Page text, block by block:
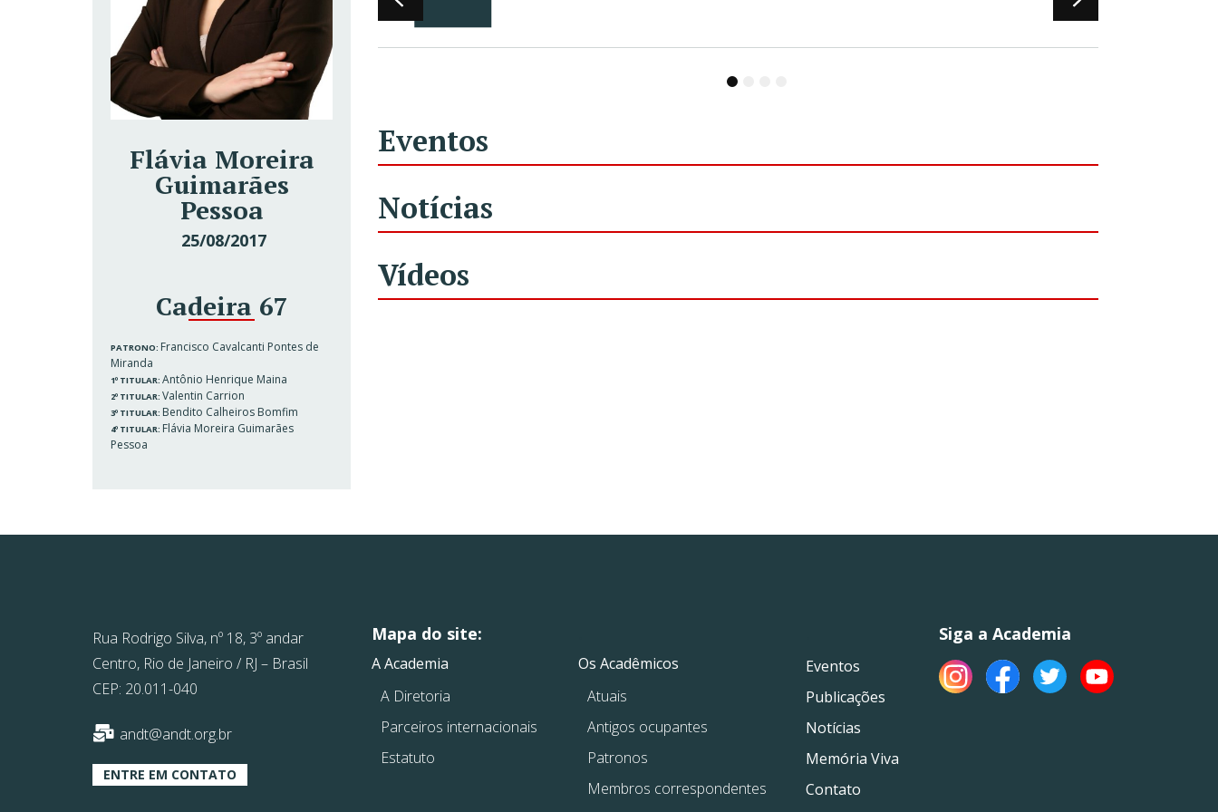
Flávia Moreira
Guimarães
Pessoa
25/08/2017
Cadeira 67
PATRONO: Francisco Cavalcanti Pontes de
Miranda
1º TITULAR: Antônio Henrique Maina
2º TITULAR: Valentin Carrion
3º TITULAR: Bendito Calheiros Bomfim
4º TITULAR: Flávia Moreira Guimarães
Pessoa
4
Eventos
Notícias
Vídeos
Rua Rodrigo Silva, nº 18, 3º andar
Centro, Rio de Janeiro / RJ – Brasil
CEP: 20.011-040
andt@andt.org.br
ENTRE EM CONTATO
Mapa do site:
A Academia
A Diretoria
Parceiros internacionais
Estatuto
Os Acadêmicos
Atuais
Antigos ocupantes
Patronos
Membros correspondentes
Eventos
Publicações
Notícias
Memória Viva
Contato
Siga a Academia